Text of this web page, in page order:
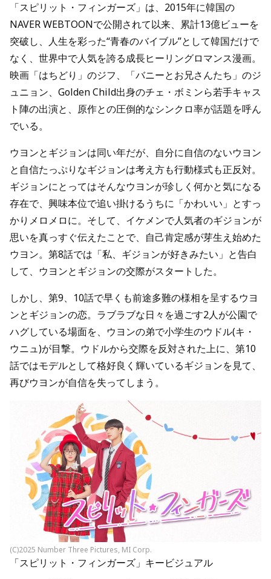
「スピリット・フィンガーズ」は、2015年に韓国の
NAVER WEBTOONで公開されて以来、累計13億ビューを
突破し、人生を彩った“青春のバイブル”として韓国だけで
なく、世界中で人気を誇る成長ヒーリングロマンス漫画。
映画「はちどり」のジフ、「バニーとお兄さんたち」のジ
ュニョン、Golden Child出身のチェ・ボミンら若手キャス
ト陣の出演と、原作との圧倒的なシンクロ率が話題を呼ん
でいる。
ウヨンとギジョンは同い年だが、自分に自信のないウヨン
と自信たっぷりなギジョンは考え方も行動様式も正反対。
ギジョンにとってはそんなウヨンが珍しく何かと気になる
存在で、興味本位で追い掛けるうちに「かわいい」とすっ
かりメロメロに。そして、イケメンで人気者のギジョンが
思いを真っすぐ伝えたことで、自己肯定感が芽生え始めた
ウヨン。第8話では「私、ギジョンが好きみたい」と告白
して、ウヨンとギジョンの交際がスタートした。
しかし、第9、10話で早くも前途多難の様相を呈するウヨ
ンとギジョンの恋。ラブラブな日々を過ごす2人が公園で
ハグしている場面を、ウヨンの弟で小学生のウドル(キ・
ウニュ)が目撃。ウドルから交際を反対された上に、第10
話ではモデルとして格好良く輝いているギジョンを見て、
再びウヨンが自信を失ってしまう。
(C)2025 Number Three Pictures, MI Corp.
「スピリット・フィンガーズ」キービジュアル